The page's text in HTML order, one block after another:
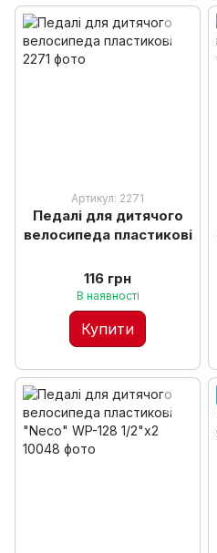
Артикул: 2271
Педалі для дитячого
велосипеда пластикові
116 грн
В наявності
Купити